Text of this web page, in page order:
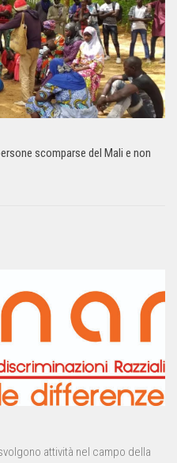
scomparse del Mali e non
attività nel campo della